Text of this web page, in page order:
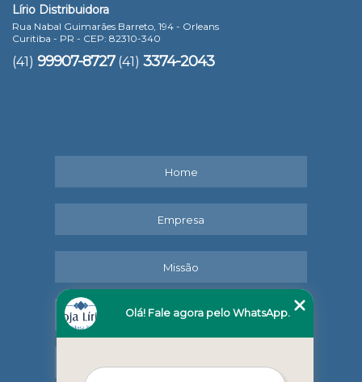
Lírio Distribuidora
Rua Nabal Guimarães Barreto, 194 - Orleans
Curitiba - PR - CEP: 82310-340
(41) 99907-8727 (41) 3374-2043
Home
Empresa
Missão
Serviços
Olá! Fale agora pelo WhatsApp.